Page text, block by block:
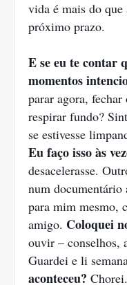
vida é mais do que
próximo prazo.
E se eu te contar
momentos
parar agora,
respirar fundo?
se estivesse
Eu faço isso às
desacelerasse.
num documentário
para mim mesmo,
amigo. Coloquei
ouvir – conselhos,
Guardei e li
aconteceu?